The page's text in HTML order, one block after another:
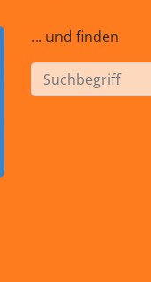
... und finden